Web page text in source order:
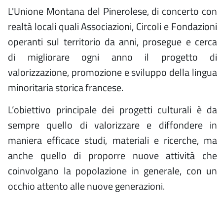
L'Unione Montana del Pinerolese, di concerto con
realtà locali quali Associazioni, Circoli e Fondazioni
operanti sul territorio da anni, prosegue e cerca
di migliorare ogni anno il progetto di
valorizzazione, promozione e sviluppo della lingua
minoritaria storica francese.
L’obiettivo principale dei progetti culturali è da
sempre quello di valorizzare e diffondere in
maniera efficace studi, materiali e ricerche, ma
anche quello di proporre nuove attività che
coinvolgano la popolazione in generale, con un
occhio attento alle nuove generazioni.